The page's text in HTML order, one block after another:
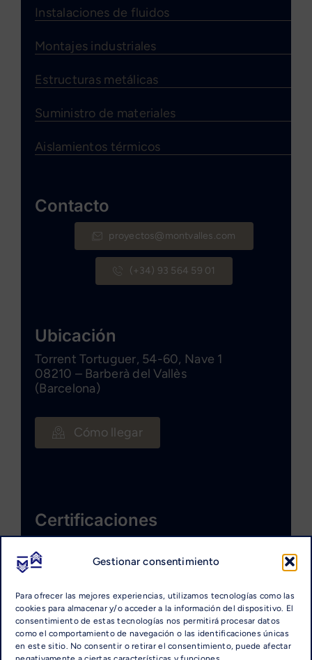
Gestionar consentimiento
Para ofrecer las mejores experiencias, utilizamos tecnologías como las
cookies para almacenar y/o acceder a la información del dispositivo. El
consentimiento de estas tecnologías nos permitirá procesar datos
como el comportamiento de navegación o las identificaciones únicas
en este sitio. No consentir o retirar el consentimiento, puede afectar
Instalaciones de fluidos
Montajes industriales
Estructuras metálicas
Suministro de materiales
Aislamientos térmicos
Contacto
proyectos@montvalles.com
(+34) 93 564 59 01
Ubicación
Torrent Tortuguer, 54-60, Nave 1
08210 – Barberà del Vallès
(Barcelona)
Cómo llegar
Certificaciones